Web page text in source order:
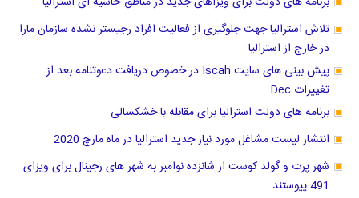
تلاش استرالیا جهت جلوگیری از فعالیت افراد رجیستر نشده سازمان مارا
در خارج از استرالیا
پیش بینی های سایت Iscah در خصوص دریافت دعوتنامه بعد از
تغییرات Dec
برنامه های دولت استرالیا برای مقابله با خشکسالی
انتشار لیست مشاغل مورد نیاز جدید استرالیا در ماه مارچ 2020
شهر پرت و گولد کوست از شانزده نوامبر به شهر های رجینال برای ویزای
491 پیوستند